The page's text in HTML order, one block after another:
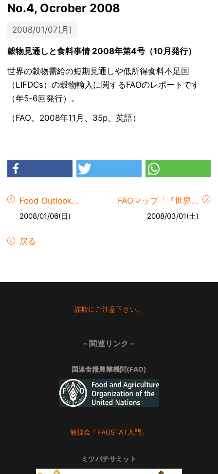
No.4, Ocrober 2008
2008/01/07(月)
穀物見通しと食料事情 2008年第4号（10月発行）
世界の穀物需給の短期見通しや低所得食料不足国
（LIFDCs）の穀物輸入に関するFAOのレポートです
（年5-6回発行）。
（FAO、2008年11月、35p、英語）
Food Outlook...
2008/01/06(日)
FAOマップ「『世界...
2008/03/01(土)
戻る
詐欺にご注意下さい。
－関連リンク－
国連食糧農業機関(FAO)
勉強会「FAOSTAT入門」
ミツバチサミット